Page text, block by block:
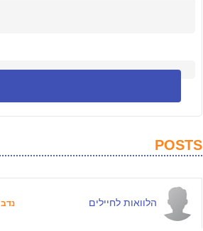
POSTS
נדב